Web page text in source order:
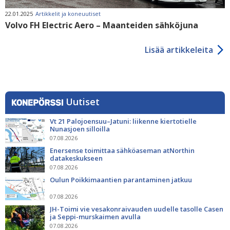
22.01.2025 Artikkelit ja koneuutiset
Volvo FH Electric Aero – Maanteiden sähköjuna
Lisää artikkeleita
Uutiset
Vt 21 Palojoensuu–Jatuni: liikenne kiertotielle
Nunasjoen silloilla
07.08.2026
Enersense toimittaa sähköaseman atNorthin
datakeskukseen
07.08.2026
Oulun Poikkimaantien parantaminen jatkuu
07.08.2026
JH-Toimi vie vesakonraivauden uudelle tasolle Casen
ja Seppi-murskaimen avulla
07.08.2026